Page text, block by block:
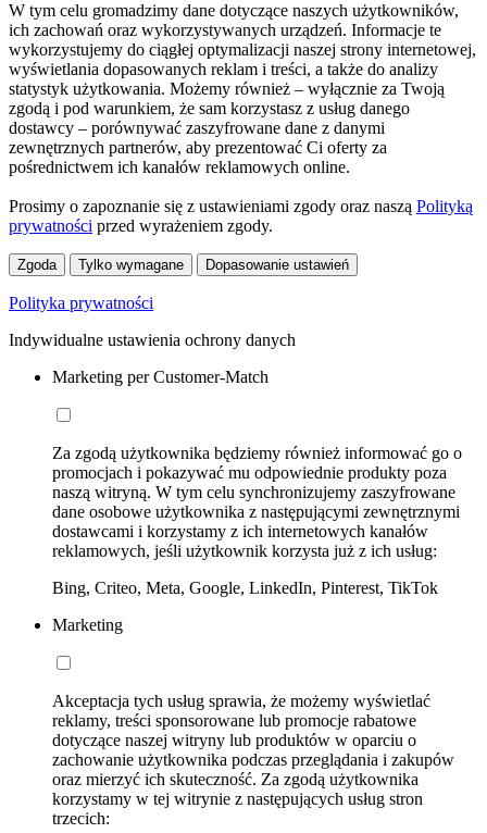
W tym celu gromadzimy dane dotyczące naszych użytkowników,
ich zachowań oraz wykorzystywanych urządzeń. Informacje te
wykorzystujemy do ciągłej optymalizacji naszej strony internetowej,
wyświetlania dopasowanych reklam i treści, a także do analizy
statystyk użytkowania. Możemy również – wyłącznie za Twoją
zgodą i pod warunkiem, że sam korzystasz z usług danego
dostawcy – porównywać zaszyfrowane dane z danymi
zewnętrznych partnerów, aby prezentować Ci oferty za
pośrednictwem ich kanałów reklamowych online.
Prosimy o zapoznanie się z ustawieniami zgody oraz naszą Polityką
prywatności przed wyrażeniem zgody.
Zgoda Tylko wymagane Dopasowanie ustawień
Polityka prywatności
Indywidualne ustawienia ochrony danych
Marketing per Customer-Match
Za zgodą użytkownika będziemy również informować go o
promocjach i pokazywać mu odpowiednie produkty poza
naszą witryną. W tym celu synchronizujemy zaszyfrowane
dane osobowe użytkownika z następującymi zewnętrznymi
dostawcami i korzystamy z ich internetowych kanałów
reklamowych, jeśli użytkownik korzysta już z ich usług:
Bing, Criteo, Meta, Google, LinkedIn, Pinterest, TikTok
Marketing
Akceptacja tych usług sprawia, że możemy wyświetlać
reklamy, treści sponsorowane lub promocje rabatowe
dotyczące naszej witryny lub produktów w oparciu o
zachowanie użytkownika podczas przeglądania i zakupów
oraz mierzyć ich skuteczność. Za zgodą użytkownika
korzystamy w tej witrynie z następujących usług stron
trzecich: